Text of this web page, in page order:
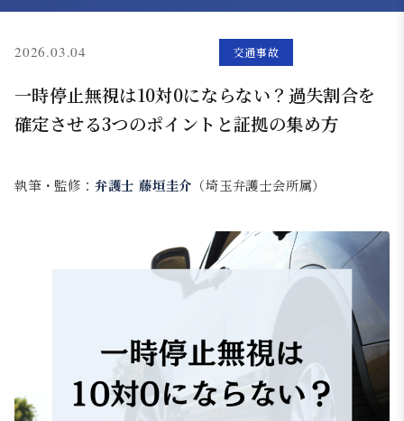
2026.03.04 交通事故
一時停止無視は10対0にならない？過失割合を
確定させる3つのポイントと証拠の集め方
執筆・監修： 弁護士 藤垣圭介 （埼玉弁護士会所属）